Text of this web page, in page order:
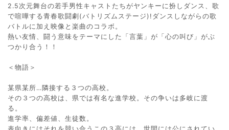
2.5次元舞台の若手男性キャストたちがヤンキーに扮しダンス、歌
で喧嘩する青春歌闘劇(バトリズムステージ)!ダンスしながらの歌
バトルに加え映像と楽曲のコラボ。
熱い友情、闘う意味をテーマにした「言葉」が「心の叫び」がぶ
つかり合う！！
＜物語＞
某県某所…隣接する３つの高校。
その３つの高校は、県では有名な進学校。その争いは多岐に渡
る。
進学率、偏差値、生徒数。